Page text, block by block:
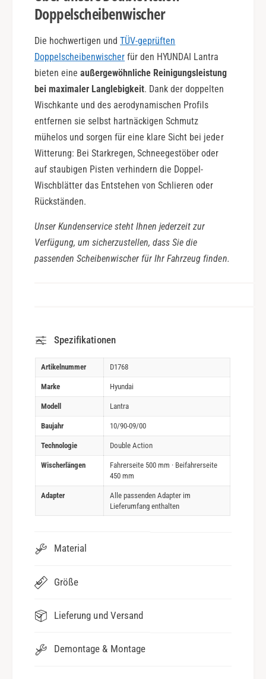
Doppelscheibenwischer
Die hochwertigen undTÜV-geprüften
Doppelscheibenwischer für den HYUNDAI Lantra
bieten eine außergewöhnliche Reinigungsleistung
bei maximaler Langlebigkeit. Dank der doppelten
Wischkante und des aerodynamischen Profils
entfernen sie selbst hartnäckigen Schmutz
mühelos und sorgen für eine klare Sicht bei jeder
Witterung: Bei Starkregen, Schneegestöber oder
auf staubigen Pisten verhindern die Doppel-
Wischblätter das Entstehen von Schlieren oder
Rückständen.
Unser Kundenservice steht Ihnen jederzeit zur
Verfügung, um sicherzustellen, dass Sie die
passenden Scheibenwischer für Ihr Fahrzeug finden.
Spezifikationen
Artikelnummer D1768
Marke Hyundai
Modell Lantra
Baujahr 10/90-09/00
Technologie Double Action
Wischerlängen
Fahrerseite 500 mm · Beifahrerseite
450 mm
Adapter
Alle passenden Adapter im
Lieferumfang enthalten
Material
Größe
Lieferung und Versand
Demontage & Montage